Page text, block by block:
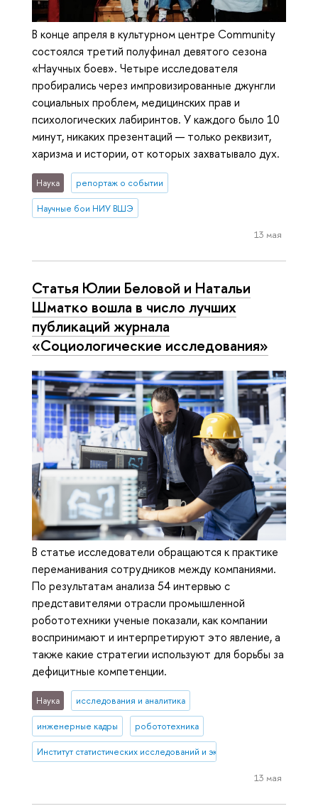
В конце апреля в культурном центре Community
состоялся третий полуфинал девятого сезона
«Научных боев». Четыре исследователя
пробирались через импровизированные джунгли
социальных проблем, медицинских прав и
психологических лабиринтов. У каждого было 10
минут, никаких презентаций — только реквизит,
харизма и истории, от которых захватывало дух.
Наука репортаж о событии
Научные бои НИУ ВШЭ
13 мая
Статья Юлии Беловой и Натальи
Шматко вошла в число лучших
публикаций журнала
«Социологические исследования»
В статье исследователи обращаются к практике
переманивания сотрудников между компаниями.
По результатам анализа 54 интервью с
представителями отрасли промышленной
робототехники ученые показали, как компании
воспринимают и интерпретируют это явление, а
также какие стратегии используют для борьбы за
дефицитные компетенции.
Наука исследования и аналитика
инженерные кадры робототехника
Институт статистических исследований и экономики знаний
13 мая